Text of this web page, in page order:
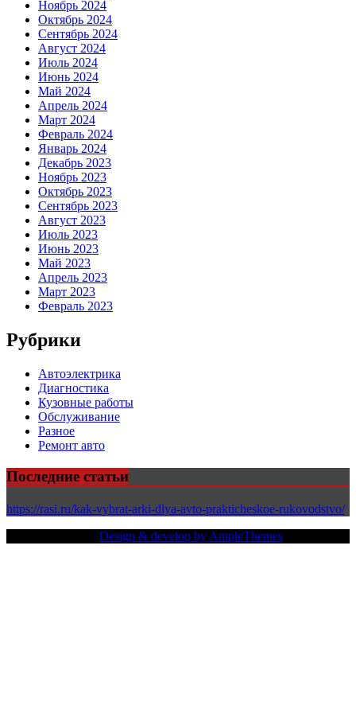
Ноябрь 2024
Октябрь 2024
Сентябрь 2024
Август 2024
Июль 2024
Июнь 2024
Май 2024
Апрель 2024
Март 2024
Февраль 2024
Январь 2024
Декабрь 2023
Ноябрь 2023
Октябрь 2023
Сентябрь 2023
Август 2023
Июль 2023
Июнь 2023
Май 2023
Апрель 2023
Март 2023
Февраль 2023
Рубрики
Автоэлектрика
Диагностика
Кузовные работы
Обслуживание
Разное
Ремонт авто
Последние статьи
https://rasi.ru/kak-vybrat-arki-dlya-avto-prakticheskoe-rukovodstvo/
Design & develop by AmpleThemes